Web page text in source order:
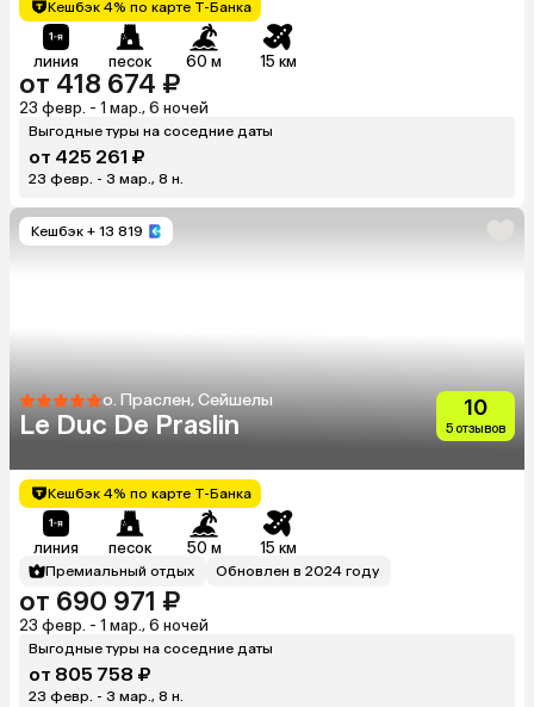
Кешбэк 4% по карте Т-Банка
линия песок 60 м 15 км
от 418 674 ₽
23 февр. - 1 мар., 6 ночей
Выгодные туры на соседние даты
от 425 261 ₽
23 февр. - 3 мар., 8 н.
Кешбэк + 13 819
о. Праслен, Сейшелы
Le Duc De Praslin
10
5 отзывов
Кешбэк 4% по карте Т-Банка
линия песок 50 м 15 км
Премиальный отдых Обновлен в 2024 году
от 690 971 ₽
23 февр. - 1 мар., 6 ночей
Выгодные туры на соседние даты
от 805 758 ₽
23 февр. - 3 мар., 8 н.